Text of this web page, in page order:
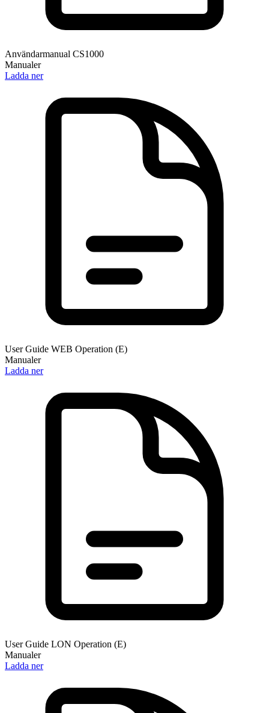
Användarmanual CS1000
Manualer
Ladda ner
User Guide WEB Operation (E)
Manualer
Ladda ner
User Guide LON Operation (E)
Manualer
Ladda ner